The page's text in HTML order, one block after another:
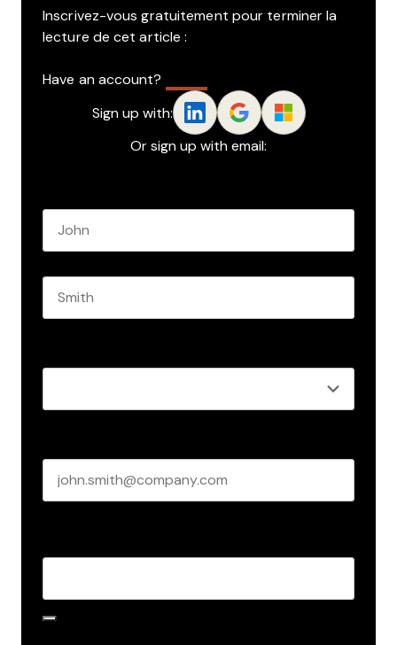
Inscrivez-vous gratuitement pour terminer la
lecture de cet article :
Have an account?
Sign up with:
Or sign up with email: